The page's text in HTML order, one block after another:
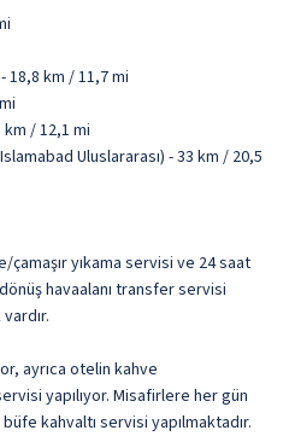
18,8 km / 11,7 mi
/ 12,1 mi
Uluslararası) - 33 km / 20,5
yıkama servisi ve 24 saat
havaalanı transfer servisi
ayrıca otelin kahve
yapılıyor. Misafirlere her gün
kahvaltı servisi yapılmaktadır.